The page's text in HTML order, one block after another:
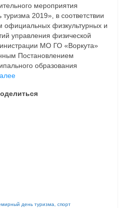
мероприятия
2019», в соответствии
официальных физкультурных и
управления физической
МО ГО «Воркута»
Постановлением
образования
день туризма спорт